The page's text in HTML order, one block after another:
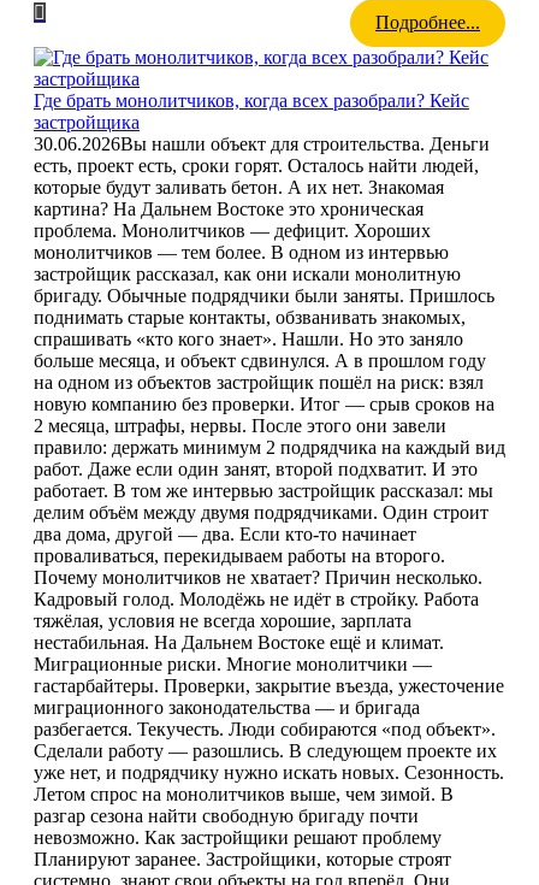
Подробнее...
Где брать монолитчиков, когда всех разобрали? Кейс
застройщика
30.06.2026Вы нашли объект для строительства. Деньги
есть, проект есть, сроки горят. Осталось найти людей,
которые будут заливать бетон. А их нет. Знакомая
картина? На Дальнем Востоке это хроническая
проблема. Монолитчиков — дефицит. Хороших
монолитчиков — тем более. В одном из интервью
застройщик рассказал, как они искали монолитную
бригаду. Обычные подрядчики были заняты. Пришлось
поднимать старые контакты, обзванивать знакомых,
спрашивать «кто кого знает». Нашли. Но это заняло
больше месяца, и объект сдвинулся. А в прошлом году
на одном из объектов застройщик пошёл на риск: взял
новую компанию без проверки. Итог — срыв сроков на
2 месяца, штрафы, нервы. После этого они завели
правило: держать минимум 2 подрядчика на каждый вид
работ. Даже если один занят, второй подхватит. И это
работает. В том же интервью застройщик рассказал: мы
делим объём между двумя подрядчиками. Один строит
два дома, другой — два. Если кто-то начинает
проваливаться, перекидываем работы на второго.
Почему монолитчиков не хватает? Причин несколько.
Кадровый голод. Молодёжь не идёт в стройку. Работа
тяжёлая, условия не всегда хорошие, зарплата
нестабильная. На Дальнем Востоке ещё и климат.
Миграционные риски. Многие монолитчики —
гастарбайтеры. Проверки, закрытие въезда, ужесточение
миграционного законодательства — и бригада
разбегается. Текучесть. Люди собираются «под объект».
Сделали работу — разошлись. В следующем проекте их
уже нет, и подрядчику нужно искать новых. Сезонность.
Летом спрос на монолитчиков выше, чем зимой. В
разгар сезона найти свободную бригаду почти
невозможно. Как застройщики решают проблему
Планируют заранее. Застройщики, которые строят